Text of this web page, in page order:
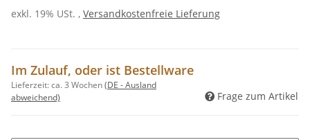
exkl. 19% USt. , Versandkostenfreie Lieferung
Im Zulauf, oder ist Bestellware
Lieferzeit:ca. 3 Wochen(DE - Ausland
abweichend)
Frage zum Artikel